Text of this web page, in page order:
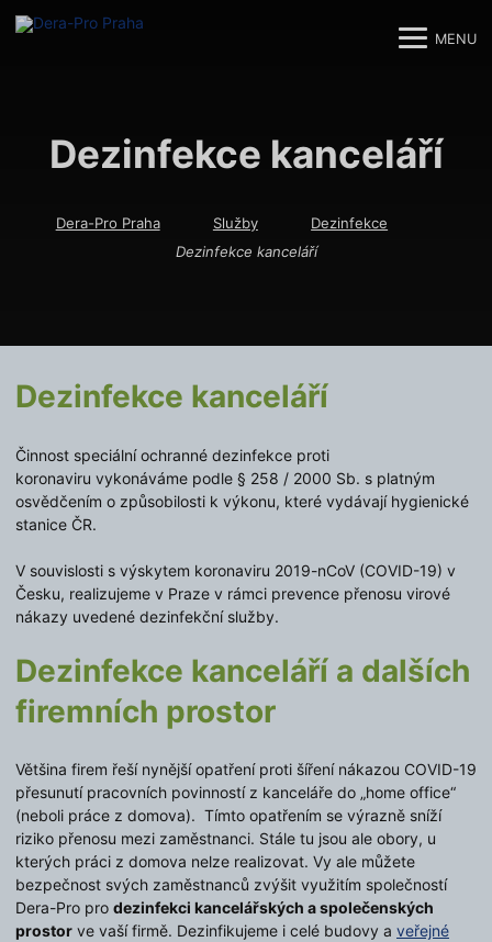
MENU
Dezinfekce kanceláří
Dera-Pro Praha Služby
Dezinfekce
Dezinfekce kanceláří
Dezinfekce kanceláří
Činnost speciální ochranné dezinfekce proti
koronaviru vykonáváme podle § 258 / 2000 Sb. s platným
osvědčením o způsobilosti k výkonu, které vydávají hygienické
stanice ČR.
V souvislosti s výskytem koronaviru 2019-nCoV (COVID-19) v
Česku, realizujeme v Praze v rámci prevence přenosu virové
nákazy uvedené dezinfekční služby.
Dezinfekce kanceláří a dalších
firemních prostor
Většina firem řeší nynější opatření proti šíření nákazou COVID-19
přesunutí pracovních povinností z kanceláře do „home office“
(neboli práce z domova). Tímto opatřením se výrazně sníží
riziko přenosu mezi zaměstnanci. Stále tu jsou ale obory, u
kterých práci z domova nelze realizovat. Vy ale můžete
bezpečnost svých zaměstnanců zvýšit využitím společností
Dera-Pro pro dezinfekci kancelářských a společenských
prostor ve vaší firmě. Dezinfikujeme i celé budovy a veřejné